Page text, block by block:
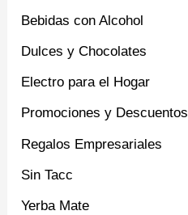
Bebidas con Alcohol
Dulces y Chocolates
Electro para el Hogar
Promociones y Descuentos
Regalos Empresariales
Sin Tacc
Yerba Mate